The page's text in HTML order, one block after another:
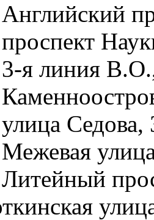
Английский
проспект
3-я линия
улица Седова,
Межевая
Литейный